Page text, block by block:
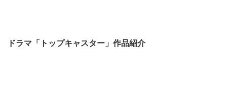
ドラマ「トップキャスター」作品紹介